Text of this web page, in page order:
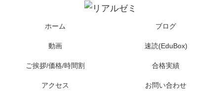
ホーム ブログ
動画 速読(EduBox)
ご挨拶/価格/時間割 合格実績
アクセス お問い合わせ